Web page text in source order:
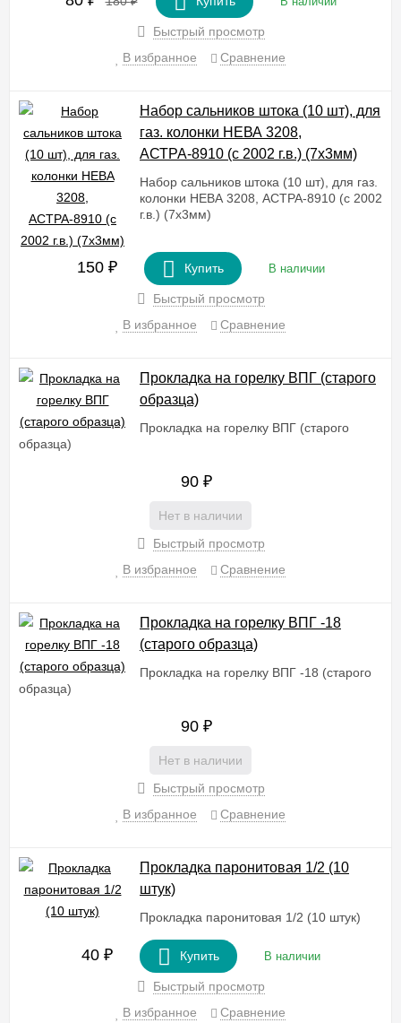
Быстрый просмотр
В избранное
Сравнение
Набор сальников штока (10 шт), для
газ. колонки НЕВА 3208,
АСТРА-8910 (с 2002 г.в.) (7х3мм)
Набор сальников штока (10 шт), для газ.
колонки НЕВА 3208, АСТРА-8910 (с 2002
г.в.) (7х3мм)
150 ₽ Купить В наличии
Быстрый просмотр
В избранное
Сравнение
Прокладка на горелку ВПГ (старого
образца)
Прокладка на горелку ВПГ (старого
образца)
90 ₽
Нет в наличии
Быстрый просмотр
В избранное
Сравнение
Прокладка на горелку ВПГ -18
(старого образца)
Прокладка на горелку ВПГ -18 (старого
образца)
90 ₽
Нет в наличии
Быстрый просмотр
В избранное
Сравнение
Прокладка паронитовая 1/2 (10
штук)
Прокладка паронитовая 1/2 (10 штук)
40 ₽ Купить В наличии
Быстрый просмотр
В избранное
Сравнение